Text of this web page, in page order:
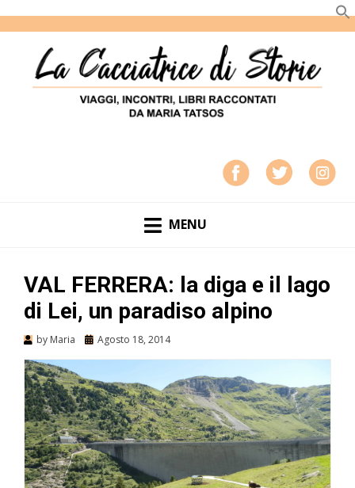
LA CACCIATRICE DI STORIE
VIAGGI, INCONTRI, LIBRI RACCONTATI DA MARIA
TATSOS
MENU
VAL FERRERA: la diga e il lago
di Lei, un paradiso alpino
by Maria Agosto 18, 2014